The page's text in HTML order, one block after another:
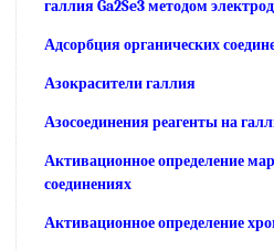
галлия Ga2Se3 методом
Адсорбция органических
Азокрасители галлия
Азосоединения реагенты на
Активационное определение
соединениях
Активационное определение